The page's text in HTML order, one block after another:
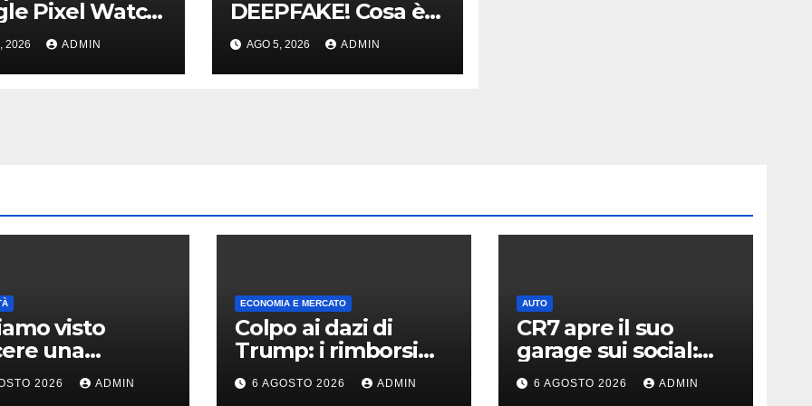
Pixel Watch
le specifiche
trapelati
2026 ADMIN
DEEPFAKE! Cosa è
successo e come
DIFENDERSI!
AGO 5, 2026 ADMIN
visto
una
l’evento
2026 ADMIN
ECONOMIA E MERCATO
Colpo ai dazi di
Trump: i rimborsi
hanno già superato i
100 miliardi di dollari
6 AGOSTO 2026 ADMIN
AUTO
CR7 apre il suo
garage sui social:
svelati i “giocattoli”
da oltre 40 milioni
6 AGOSTO 2026 ADMIN